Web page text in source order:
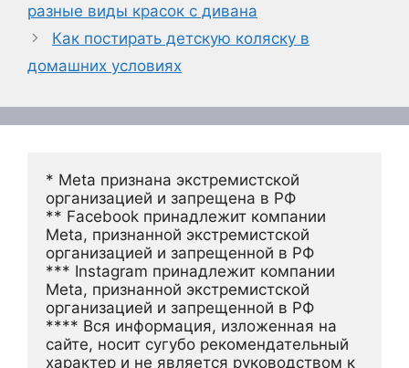
разные виды красок с дивана
Как постирать детскую коляску в
домашних условиях
* Meta признана экстремистской
организацией и запрещена в РФ
** Facebook принадлежит компании
Meta, признанной экстремистской
организацией и запрещенной в РФ
*** Instagram принадлежит компании
Meta, признанной экстремистской
организацией и запрещенной в РФ
**** Вся информация, изложенная на
сайте, носит сугубо рекомендательный
характер и не является руководством к